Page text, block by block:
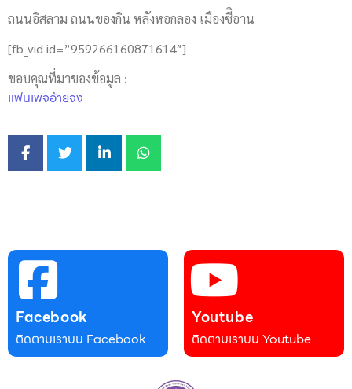
ถนนอิสลาม ถนนของกิน หลังหอกลอง เมืองซีิอาน
[fb_vid id=”959266160871614″]
ขอบคุณที่มาของข้อมูล :
แฟนเพจอ้ายจง
Facebook
ติดตามเราบน Facebook
Youtube
ติดตามเราบน Youtube